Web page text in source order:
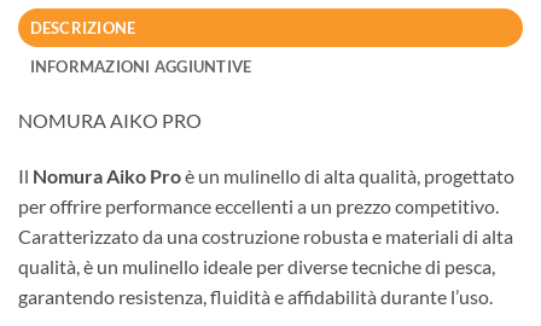
DESCRIZIONE
INFORMAZIONI AGGIUNTIVE
NOMURA AIKO PRO
Il Nomura Aiko Proè un mulinello di alta qualità, progettato
per offrire performance eccellenti a un prezzo competitivo.
Caratterizzato da una costruzione robusta e materiali di alta
qualità, è un mulinello ideale per diverse tecniche di pesca,
garantendo resistenza, fluidità e affidabilità durante l’uso.